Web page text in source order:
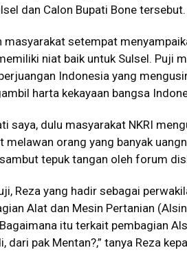
dan Calon Bupati Bone tersebut.
setempat
niat baik untuk Sulsel. Puji
Indonesia yang
harta kekayaan bangsa
saya, dulu masyarakat NKRI
orang yang banyak
tepuk tangan oleh forum
Reza yang hadir sebagai
Alat dan Mesin Pertanian
itu terkait pembagian
dari pak Mentan?,” tanya Reza